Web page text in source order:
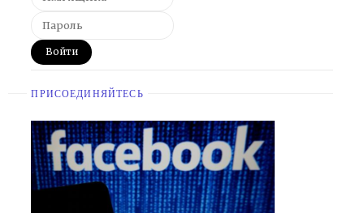
ПРИСОЕДИНЯЙТЕСЬ